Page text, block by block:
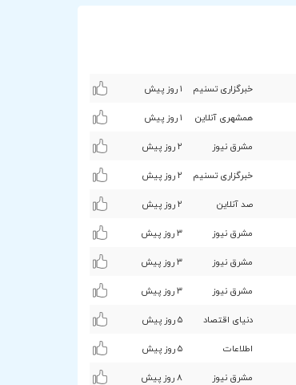
خبرگزاری تسنیم ۱ روز پیش
همشهری آنلاین ۱ روز پیش
مشرق نیوز ۲ روز پیش
خبرگزاری تسنیم ۲ روز پیش
صد آنلاین ۲ روز پیش
مشرق نیوز ٣ روز پیش
مشرق نیوز ٣ روز پیش
مشرق نیوز ٣ روز پیش
دنیای اقتصاد ۵ روز پیش
اطلاعات ۵ روز پیش
مشرق نیوز ۸ روز پیش